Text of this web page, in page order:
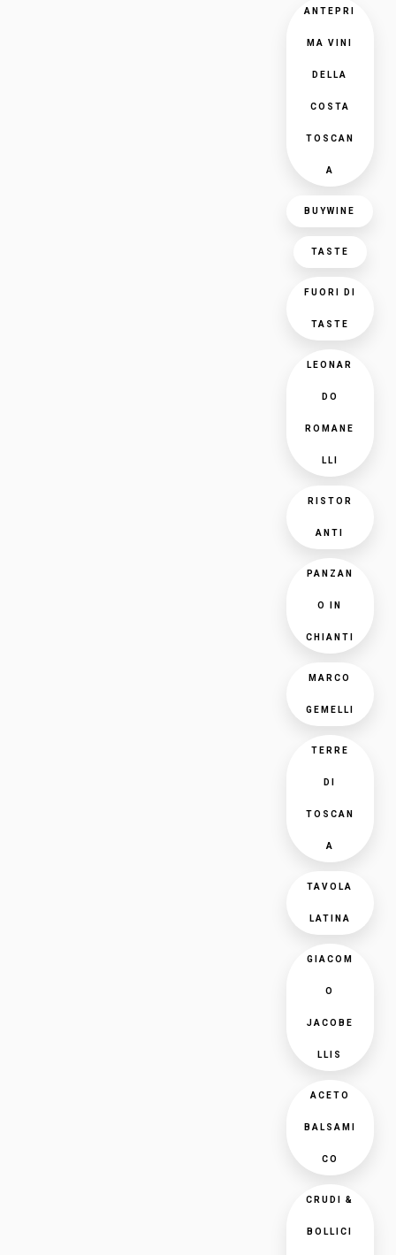
ANTEPRI
MA VINI
DELLA
COSTA
TOSCAN
A
BUYWINE
TASTE
FUORI DI
TASTE
LEONAR
DO
ROMANE
LLI
RISTOR
ANTI
PANZAN
O IN
CHIANTI
MARCO
GEMELLI
TERRE
DI
TOSCAN
A
TAVOLA
LATINA
GIACOM
O
JACOBE
LLIS
ACETO
BALSAMI
CO
CRUDI &
BOLLICI